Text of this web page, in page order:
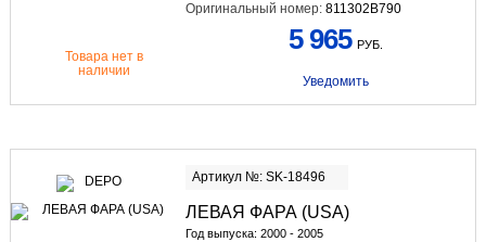
Оригинальный номер: 811302B790
Товара нет в
наличии
5 965 РУБ.
Уведомить
Артикул №: SK-18496
ЛЕВАЯ ФАРА (USA)
Год выпуска: 2000 - 2005